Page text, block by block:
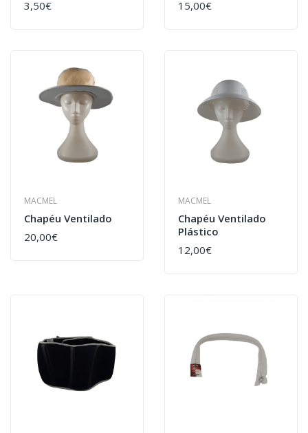
3,50€
15,00€
MACMEL
Chapéu Ventilado
20,00€
MACMEL
Chapéu Ventilado
Plástico
12,00€